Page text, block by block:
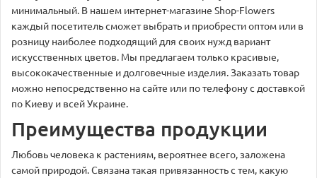
минимальный. В нашем интернет-магазине Shop-Flowers
каждый посетитель сможет выбрать и приобрести оптом или в
розницу наиболее подходящий для своих нужд вариант
искусственных цветов. Мы предлагаем только красивые,
высококачественные и долговечные изделия. Заказать товар
можно непосредственно на сайте или по телефону с доставкой
по Киеву и всей Украине.
Преимущества продукции
Любовь человека к растениям, вероятнее всего, заложена
самой природой. Связана такая привязанность с тем, какую